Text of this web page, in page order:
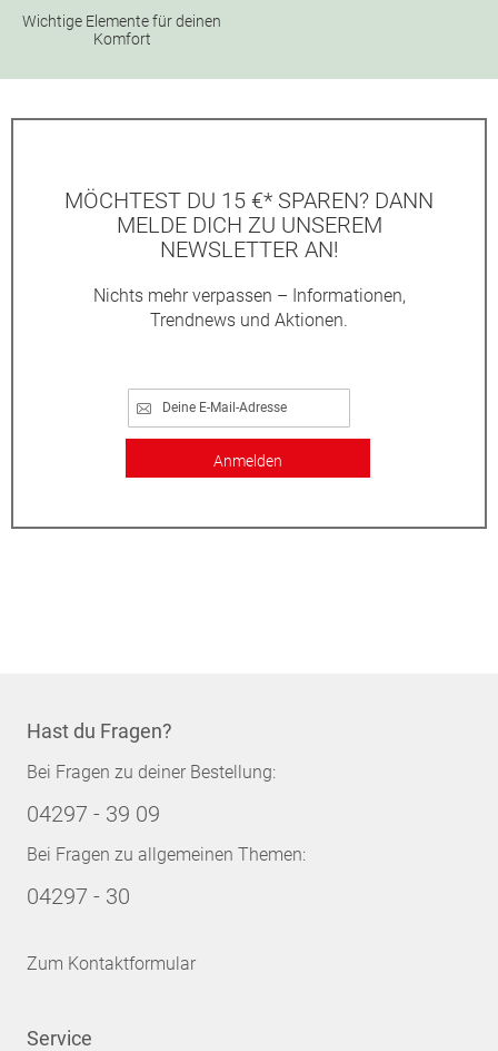
Wichtige Elemente für deinen
Komfort
MÖCHTEST DU 15 €* SPAREN? DANN
MELDE DICH ZU UNSEREM
NEWSLETTER AN!
Nichts mehr verpassen – Informationen,
Trendnews und Aktionen.
Anmelden
Hast du Fragen?
Bei Fragen zu deiner Bestellung:
04297 - 39 09
Bei Fragen zu allgemeinen Themen:
04297 - 30
Zum Kontaktformular
Service